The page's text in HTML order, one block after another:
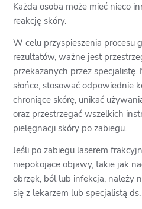
Każda osoba może mieć nieco
reakcję skóry.
W celu przyspieszenia procesu
rezultatów, ważne jest
przekazanych przez
słońce, stosować odpowiednie
chroniące skórę, unikać
oraz przestrzegać wszelkich
pielęgnacji skóry po zabiegu.
Jeśli po zabiegu laserem
niepokojące objawy, takie jak
obrzęk, ból lub infekcja, należy
się z lekarzem lub specjalistą